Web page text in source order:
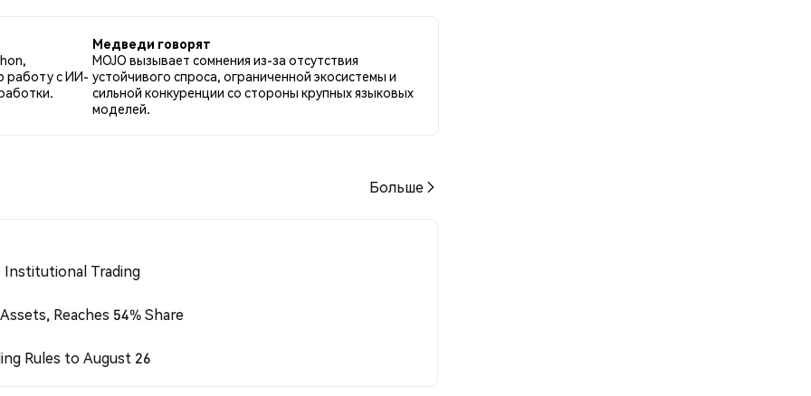
работу с ИИ-
Медведи говорят
MOJO вызывает сомнения из-за отсутствия
устойчивого спроса, ограниченной экосистемы и
сильной конкуренции со стороны крупных языковых
моделей.
Больше
Institutional Trading
Reaches 54% Share
Rules to August 26